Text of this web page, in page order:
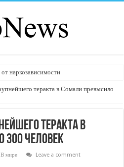
наркозависимости
теракта в Сомали превысило
теракта в
300 человек
В мире
Leave a comment